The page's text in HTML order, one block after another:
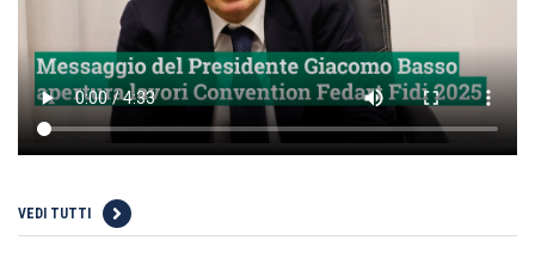
VEDI TUTTI